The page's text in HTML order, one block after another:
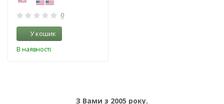
0
У кошик
В наявності
З Вами з 2005 року.